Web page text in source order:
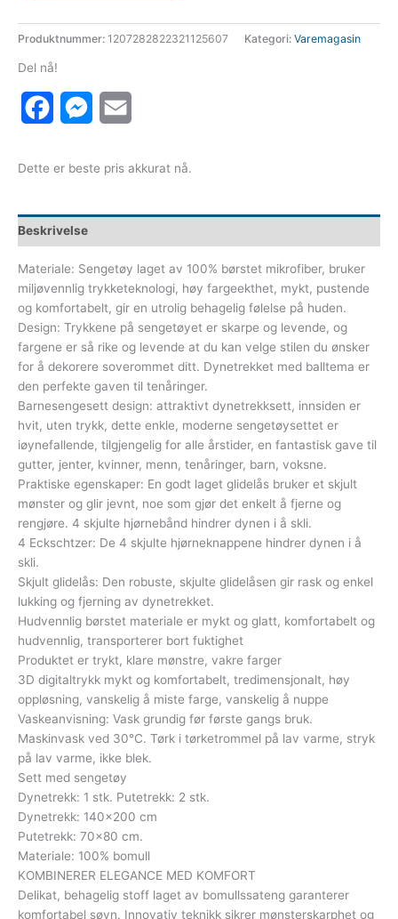
Produktnummer: 1207282822321125607 Kategori: Varemagasin
Del nå!
FacebookMessenger
Dette er beste pris akkurat nå.
Beskrivelse
Materiale: Sengetøy laget av 100% børstet mikrofiber, bruker
miljøvennlig trykketeknologi, høy fargeekthet, mykt, pustende
og komfortabelt, gir en utrolig behagelig følelse på huden.
Design: Trykkene på sengetøyet er skarpe og levende, og
fargene er så rike og levende at du kan velge stilen du ønsker
for å dekorere soverommet ditt. Dynetrekket med balltema er
den perfekte gaven til tenåringer.
Barnesengesett design: attraktivt dynetrekksett, innsiden er
hvit, uten trykk, dette enkle, moderne sengetøysettet er
iøynefallende, tilgjengelig for alle årstider, en fantastisk gave til
gutter, jenter, kvinner, menn, tenåringer, barn, voksne.
Praktiske egenskaper: En godt laget glidelås bruker et skjult
mønster og glir jevnt, noe som gjør det enkelt å fjerne og
rengjøre. 4 skjulte hjørnebånd hindrer dynen i å skli.
4 Eckschtzer: De 4 skjulte hjørneknappene hindrer dynen i å
skli.
Skjult glidelås: Den robuste, skjulte glidelåsen gir rask og enkel
lukking og fjerning av dynetrekket.
Hudvennlig børstet materiale er mykt og glatt, komfortabelt og
hudvennlig, transporterer bort fuktighet
Produktet er trykt, klare mønstre, vakre farger
3D digitaltrykk mykt og komfortabelt, tredimensjonalt, høy
oppløsning, vanskelig å miste farge, vanskelig å nuppe
Vaskeanvisning: Vask grundig før første gangs bruk.
Maskinvask ved 30°C. Tørk i tørketrommel på lav varme, stryk
på lav varme, ikke blek.
Sett med sengetøy
Dynetrekk: 1 stk. Putetrekk: 2 stk.
Dynetrekk: 140×200 cm
Putetrekk: 70×80 cm.
Materiale: 100% bomull
KOMBINERER ELEGANCE MED KOMFORT
Delikat, behagelig stoff laget av bomullssateng garanterer
komfortabel søvn. Innovativ teknikk sikrer mønsterskarphet og